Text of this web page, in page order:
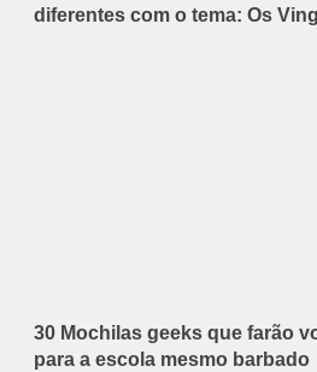
diferentes com o tema: Os
30 Mochilas geeks que farão
para a escola mesmo barbado